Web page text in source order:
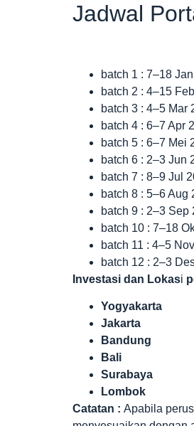
Jadwal
batch 1 : 7–18
batch 2 : 4–15
batch 3 : 4–5 Mar
batch 4 : 6–7 Apr
batch 5 : 6–7 Mei
batch 6 : 2–3 Jun
batch 7 : 8–9 Jul
batch 8 : 5–6 Aug
batch 9 : 2–3
batch 10 : 7–18
batch 11 : 4–5
batch 12 : 2–3
Investasi dan Lokasi
Yogyakarta
Jakarta
Bandung
Bali
Surabaya
Lombok
Catatan : Apabila